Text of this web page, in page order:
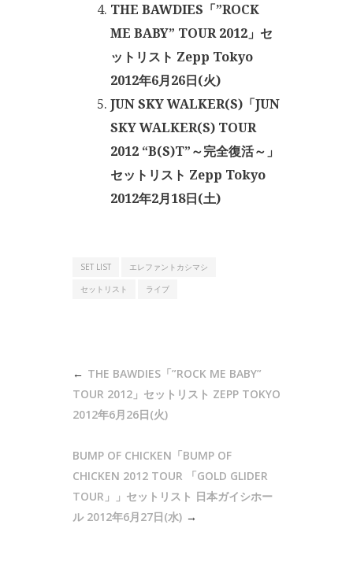
THE BAWDIES「”ROCK
ME BABY” TOUR 2012」セ
ットリスト Zepp Tokyo
2012年6月26日(火)
JUN SKY WALKER(S)「JUN
SKY WALKER(S) TOUR
2012 “B(S)T”～完全復活～」
セットリスト Zepp Tokyo
2012年2月18日(土)
SET LIST
エレファントカシマシ
セットリスト
ライブ
THE BAWDIES「”ROCK ME BABY”
TOUR 2012」セットリスト ZEPP TOKYO
2012年6月26日(火)
BUMP OF CHICKEN「BUMP OF
CHICKEN 2012 TOUR 「GOLD GLIDER
TOUR」」セットリスト 日本ガイシホー
ル 2012年6月27日(水)